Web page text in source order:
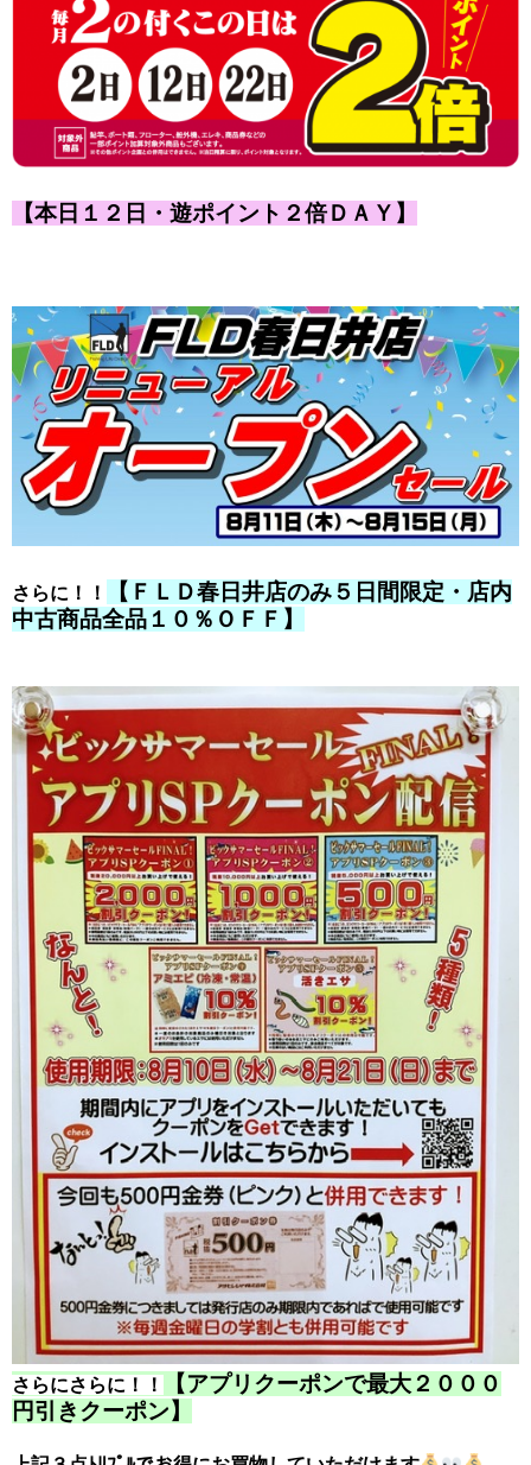
【本日１２日・遊ポイント２倍ＤＡＹ】
さらに！！
【ＦＬＤ春日井店のみ５日間限定・店内
中古商品全品１０％ＯＦＦ】
さらにさらに！！
【アプリクーポンで最大２０００
円引きクーポン】